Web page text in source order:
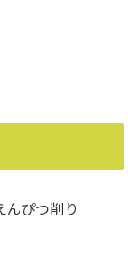
んぴつ削り